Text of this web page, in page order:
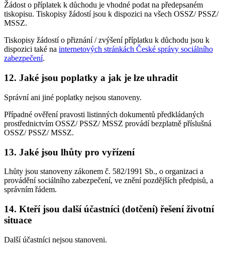
Žádost o příplatek k důchodu je vhodné podat na předepsaném
tiskopisu. Tiskopisy žádostí jsou k dispozici na všech OSSZ/ PSSZ/
MSSZ.
Tiskopisy žádostí o přiznání / zvýšení příplatku k důchodu jsou k
dispozici také na internetových stránkách České správy sociálního
zabezpečení.
12. Jaké jsou poplatky a jak je lze uhradit
Správní ani jiné poplatky nejsou stanoveny.
Případné ověření pravosti listinných dokumentů předkládaných
prostřednictvím OSSZ/ PSSZ/ MSSZ provádí bezplatně příslušná
OSSZ/ PSSZ/ MSSZ.
13. Jaké jsou lhůty pro vyřízení
Lhůty jsou stanoveny zákonem č. 582/1991 Sb., o organizaci a
provádění sociálního zabezpečení, ve znění pozdějších předpisů, a
správním řádem.
14. Kteří jsou další účastníci (dotčení) řešení životní
situace
Další účastníci nejsou stanoveni.